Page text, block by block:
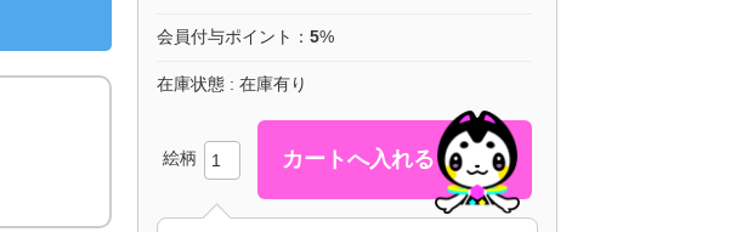
会員付与ポイント： 5%
在庫状態 : 在庫有り
絵柄